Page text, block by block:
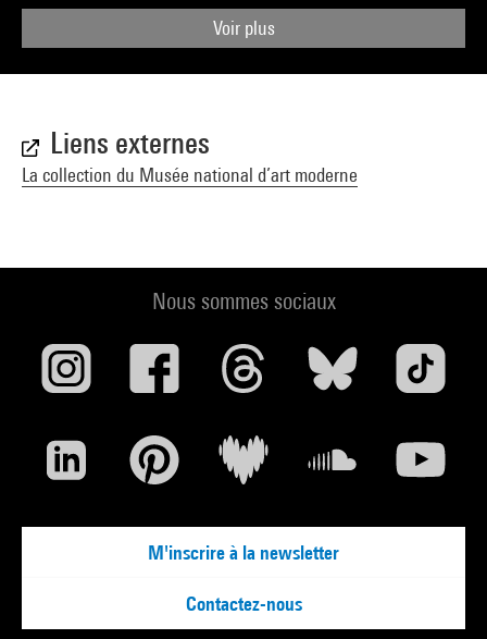
Voir plus
Liens externes
La collection du Musée national d’art moderne
Nous sommes sociaux
M'inscrire à la newsletter
Contactez-nous